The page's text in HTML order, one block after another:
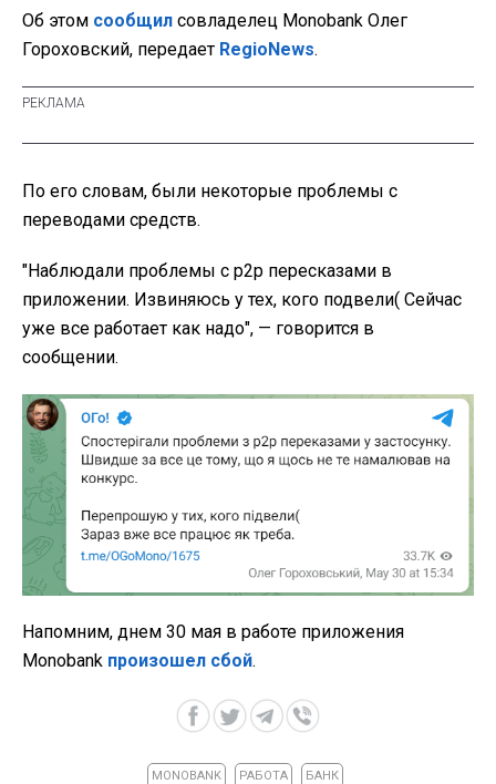
Об этом сообщил совладелец Monobank Олег
Гороховский, передает RegioNews.
По его словам, были некоторые проблемы с
переводами средств.
"Наблюдали проблемы с р2р пересказами в
приложении. Извиняюсь у тех, кого подвели( Сейчас
уже все работает как надо", — говорится в
сообщении.
Напомним, днем 30 мая в работе приложения
Monobank произошел сбой.
MONOBANK РАБОТА БАНК